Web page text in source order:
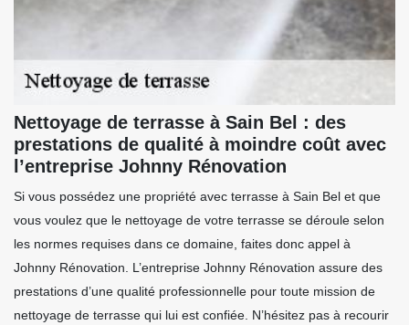
Nettoyage de terrasse à Sain Bel : des
prestations de qualité à moindre coût avec
l’entreprise Johnny Rénovation
Si vous possédez une propriété avec terrasse à Sain Bel et que
vous voulez que le nettoyage de votre terrasse se déroule selon
les normes requises dans ce domaine, faites donc appel à
Johnny Rénovation. L’entreprise Johnny Rénovation assure des
prestations d’une qualité professionnelle pour toute mission de
nettoyage de terrasse qui lui est confiée. N’hésitez pas à recourir